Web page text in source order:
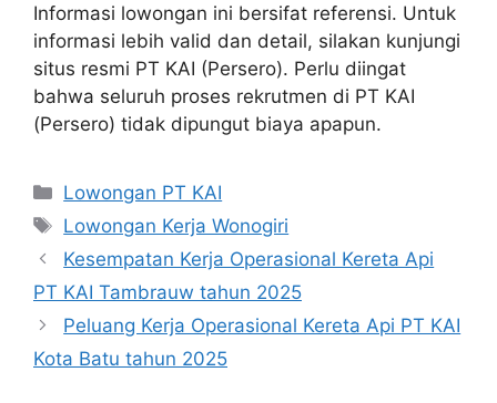
Informasi lowongan ini bersifat referensi. Untuk
informasi lebih valid dan detail, silakan kunjungi
situs resmi PT KAI (Persero). Perlu diingat
bahwa seluruh proses rekrutmen di PT KAI
(Persero) tidak dipungut biaya apapun.
Categories
Lowongan PT KAI
Tags
Lowongan Kerja Wonogiri
Kesempatan Kerja Operasional Kereta Api
PT KAI Tambrauw tahun 2025
Peluang Kerja Operasional Kereta Api PT KAI
Kota Batu tahun 2025